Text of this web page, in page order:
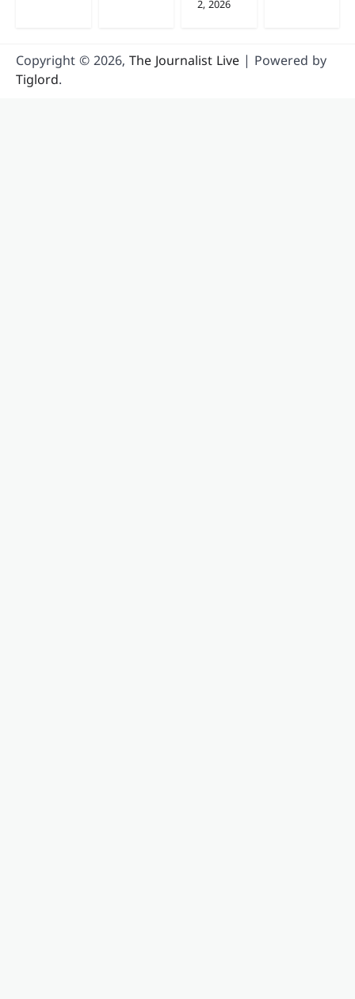
2, 2026
Copyright © 2026, The Journalist Live | Powered by
Tiglord.